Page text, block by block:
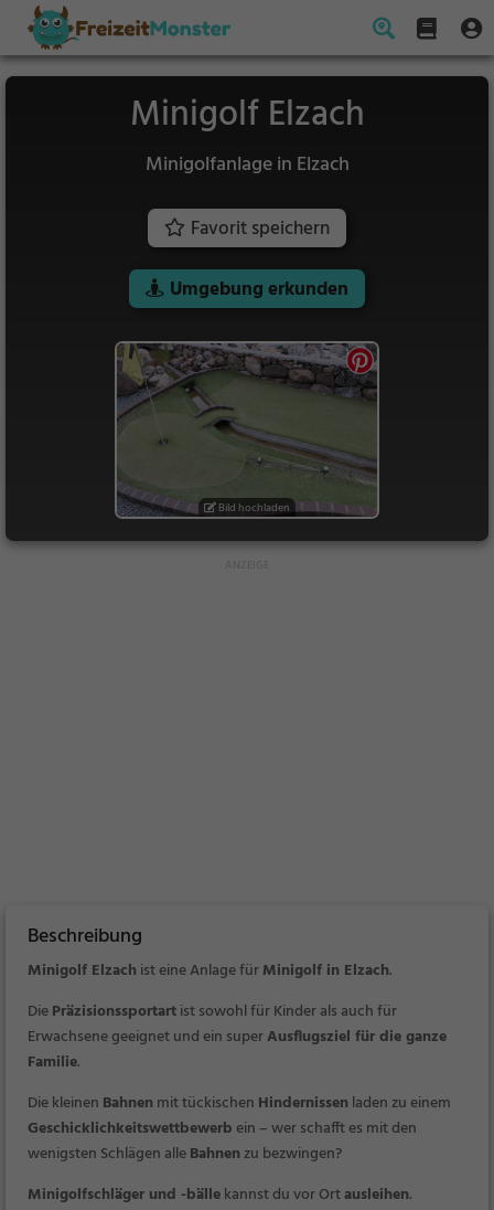
Minigolf Elzach
Minigolfanlage in Elzach
Favorit speichern
Umgebung erkunden
Bild hochladen
Beschreibung
Minigolf Elzach ist eine Anlage fürMinigolf in Elzach.
DiePräzisionssportartist sowohl für Kinder als auch für
Erwachsene geeignet und ein superAusflugsziel für die ganze
Familie.
Die kleinen Bahnen mit tückischen Hindernissen laden zu einem
Geschicklichkeitswettbewerbein – wer schafft es mit den
wenigsten Schlägen alleBahnenzu bezwingen?
Minigolfschläger und -bällekannst du vor Ortausleihen.